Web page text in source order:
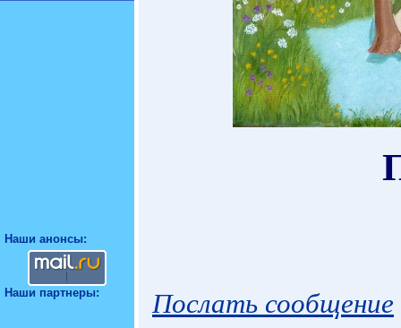
Наши анонсы:
Наши партнеры:
Послать сообщение